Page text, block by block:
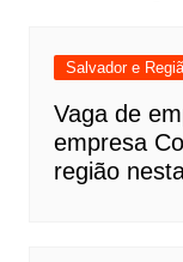
Salvador e
Vaga de
empresa
região